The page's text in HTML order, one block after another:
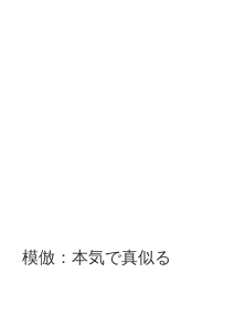
模倣：本気で真似る